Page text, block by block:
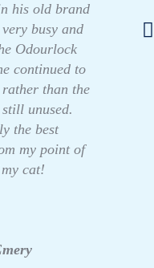
his old brand
busy and
Odourlock
continued to
than the
unused.
the best
my point of
cat!